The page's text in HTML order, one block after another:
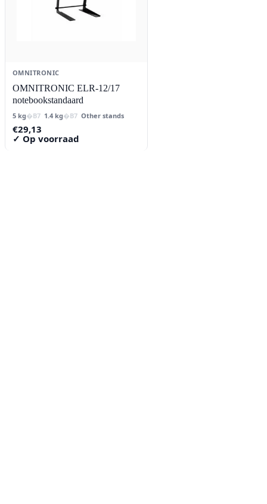
OMNITRONIC
OMNITRONIC ELR-12/17
notebookstandaard
5 kg 1.4 kg Other stands
€29,13
✓ Op voorraad